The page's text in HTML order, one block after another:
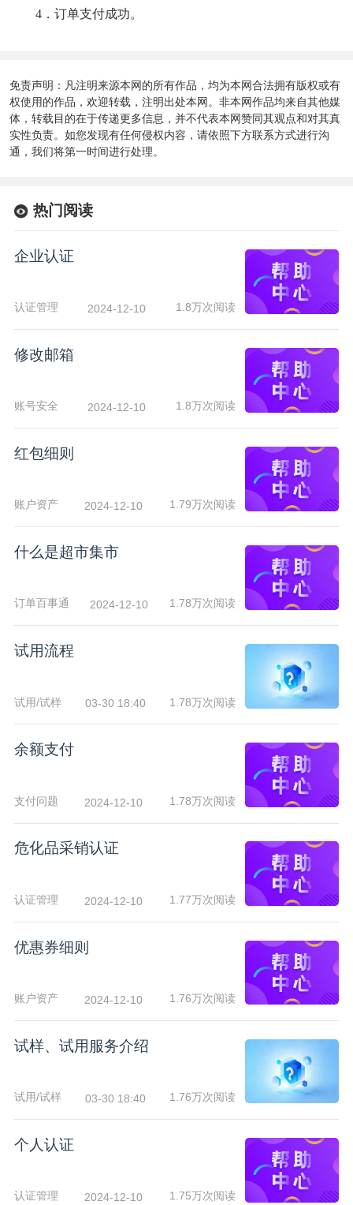
4．订单支付成功。
免责声明：凡注明来源本网的所有作品，均为本网合法拥有版权或有
权使用的作品，欢迎转载，注明出处本网。非本网作品均来自其他媒
体，转载目的在于传递更多信息，并不代表本网赞同其观点和对其真
实性负责。如您发现有任何侵权内容，请依照下方联系方式进行沟
通，我们将第一时间进行处理。
热门阅读
企业认证
认证管理 2024-12-10 1.8万次阅读
修改邮箱
账号安全 2024-12-10 1.8万次阅读
红包细则
账户资产 2024-12-10 1.79万次阅读
什么是超市集市
订单百事通 2024-12-10 1.78万次阅读
试用流程
试用/试样 03-30 18:40 1.78万次阅读
余额支付
支付问题 2024-12-10 1.78万次阅读
危化品采销认证
认证管理 2024-12-10 1.77万次阅读
优惠券细则
账户资产 2024-12-10 1.76万次阅读
试样、试用服务介绍
试用/试样 03-30 18:40 1.76万次阅读
个人认证
认证管理 2024-12-10 1.75万次阅读